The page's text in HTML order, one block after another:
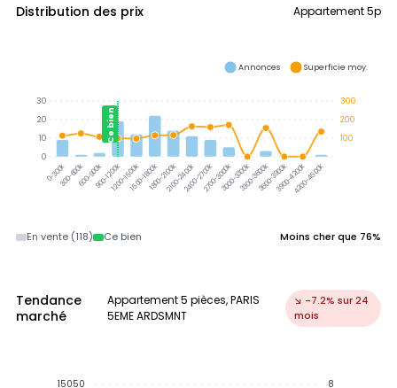
Distribution des prix Appartement 5p
0-300k300-600k600-900k900-1200k1200-1500k1500-1800k1800-2100k2100-2400k2400-2700k2700-3000k3000-3300k3300-3600k3600-3900k3900-4200k4200-4500k
Ce bien
300
200
100
30
20
10
0
Annonces Superficie moy.
En vente (118) Ce bien Moins cher que 76%
Tendance
marché
Appartement 5 pièces, PARIS
5EME ARDSMNT
↘ -7.2% sur 24
mois
8
15050